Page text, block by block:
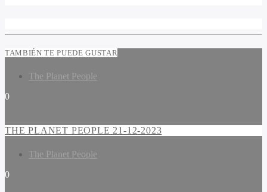
TAMBIÉN TE PUEDE GUSTAR
The Planet People
0
THE PLANET PEOPLE 21-12-2023
The Planet People
0